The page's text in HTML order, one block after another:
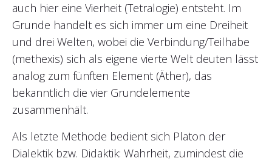
auch hier eine Vierheit (Tetralogie) entsteht. Im
Grunde handelt es sich immer um eine Dreiheit
und drei Welten, wobei die Verbindung/Teilhabe
(methexis) sich als eigene vierte Welt deuten lässt
analog zum fünften Element (Äther), das
bekanntlich die vier Grundelemente
zusammenhält.
Als letzte Methode bedient sich Platon der
Dialektik bzw. Didaktik: Wahrheit, zumindest die